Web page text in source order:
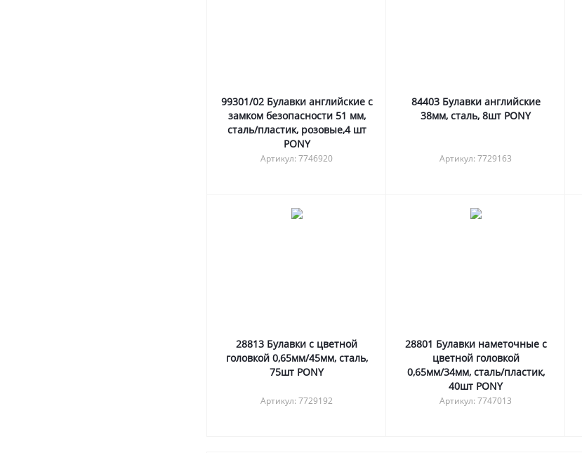
99301/02 Булавки английские с
замком безопасности 51 мм,
сталь/пластик, розовые,4 шт
PONY
Артикул: 7746920
84403 Булавки английские
38мм, сталь, 8шт PONY
Артикул: 7729163
28813 Булавки с цветной
головкой 0,65мм/45мм, сталь,
75шт PONY
Артикул: 7729192
28801 Булавки наметочные с
цветной головкой
0,65мм/34мм, сталь/пластик,
40шт PONY
Артикул: 7747013